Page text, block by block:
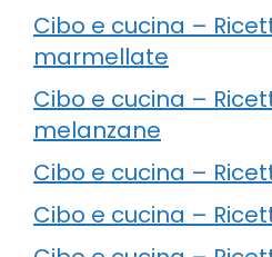
Cibo e cucina –
marmellate
Cibo e cucina –
melanzane
Cibo e cucina –
Cibo e cucina –